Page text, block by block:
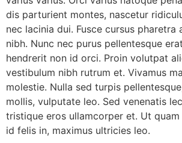
dis parturient montes, nascetur
nec lacinia dui. Fusce cursus pharetra
nibh. Nunc nec purus pellentesque
hendrerit non id orci. Proin volutpat
vestibulum nibh rutrum et. Vivamus
molestie. Nulla sed turpis
mollis, vulputate leo. Sed venenatis
tristique eros ullamcorper et. Ut
id felis in, maximus ultricies leo.